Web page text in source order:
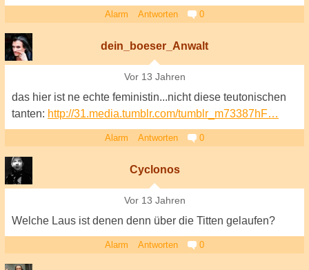
Alarm Antworten 0
dein_boeser_Anwalt
Vor 13 Jahren
das hier ist ne echte feministin...nicht diese teutonischen
tanten: http://31.media.tumblr.com/tumblr_m73387hF…
Alarm Antworten 0
Cyclonos
Vor 13 Jahren
Welche Laus ist denen denn über die Titten gelaufen?
Alarm Antworten 0